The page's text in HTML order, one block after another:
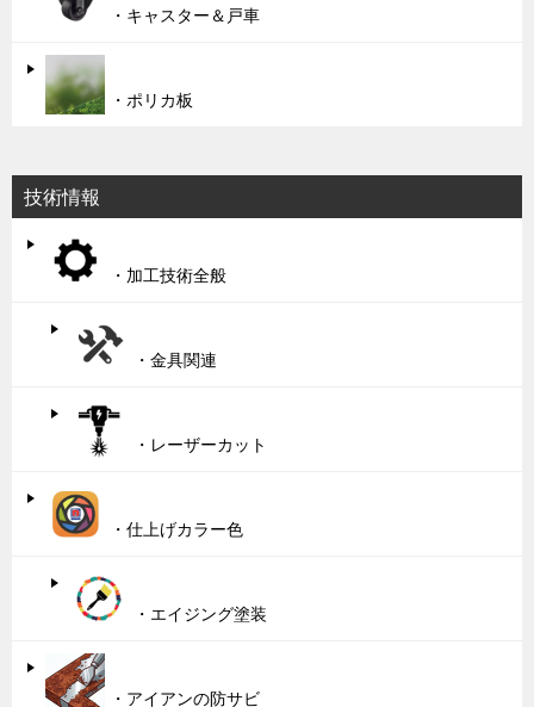
・キャスター＆戸車
・ポリカ板
技術情報
・加工技術全般
・金具関連
・レーザーカット
・仕上げカラー色
・エイジング塗装
・アイアンの防サビ